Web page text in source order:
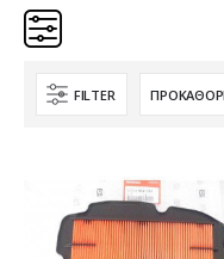
Κατηγορίες
Προϊόν Προέλευση
Aftermarket
FILTER